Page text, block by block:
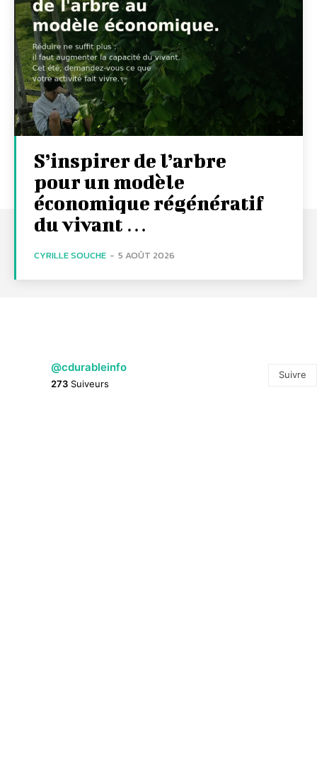
S’inspirer de l’arbre
pour un modèle
économique régénératif
du vivant …
CYRILLE SOUCHE - 5 AOÛT 2026
@cdurableinfo
273 Suiveurs
Suivre